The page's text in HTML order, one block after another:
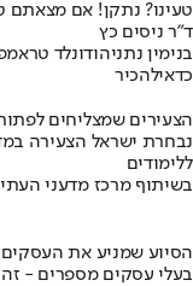
טעינו? נתקן! אם
ד"ר ניסים כץ
בנימין נתניהודונלד
כדאילהכיר
הצעירים שמצליחים
נבחרת ישראל הצעירה
ללימודים
בשיתוף מרכז מדעני
הסיוע שמניע את העסקים
בעלי עסקים מספרים - זה